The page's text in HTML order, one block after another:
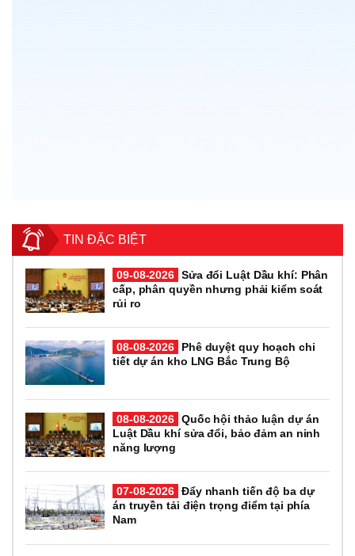
TIN ĐẶC BIỆT
09-08-2026 Sửa đổi Luật Dầu khí: Phân
cấp, phân quyền nhưng phải kiểm soát
rủi ro
08-08-2026
Phê duyệt quy hoạch chi
tiết dự án kho LNG Bắc Trung Bộ
08-08-2026 Quốc hội thảo luận dự án
Luật Dầu khí sửa đổi, bảo đảm an ninh
năng lượng
07-08-2026 Đẩy nhanh tiến độ ba dự
án truyền tải điện trọng điểm tại phía
Nam